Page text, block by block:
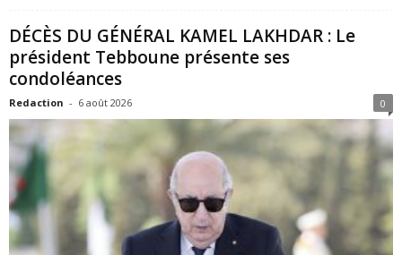
DÉCÈS DU GÉNÉRAL KAMEL LAKHDAR : Le
président Tebboune présente ses
condoléances
Redaction - 6 août 2026 0